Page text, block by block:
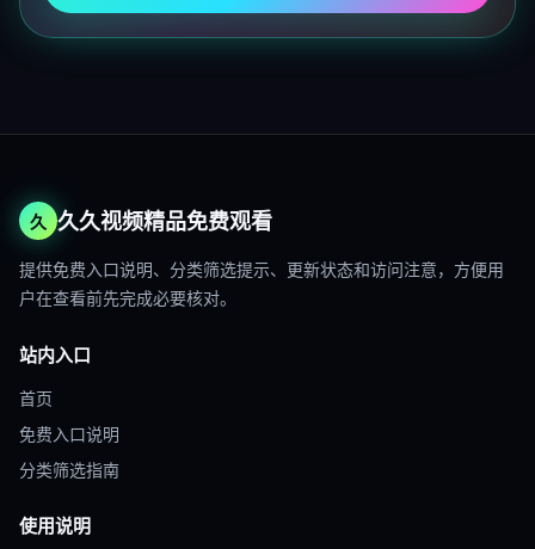
久 久久视频精品免费观看
提供免费入口说明、分类筛选提示、更新状态和访问注意，方便用
户在查看前先完成必要核对。
站内入口
首页
免费入口说明
分类筛选指南
使用说明